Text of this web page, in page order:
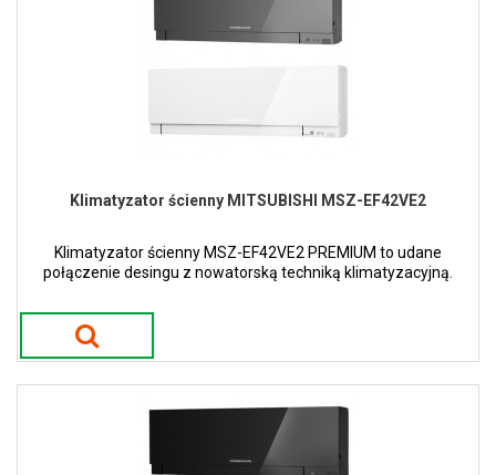
Klimatyzator ścienny MITSUBISHI MSZ-EF42VE2
Klimatyzator ścienny MSZ-EF42VE2 PREMIUM to udane
połączenie desingu z nowatorską techniką klimatyzacyjną.